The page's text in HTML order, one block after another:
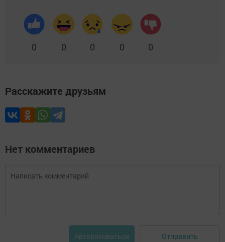
0 0 0 0 0
Расскажите друзьям
Нет комментариев
Авторизоваться Отправить